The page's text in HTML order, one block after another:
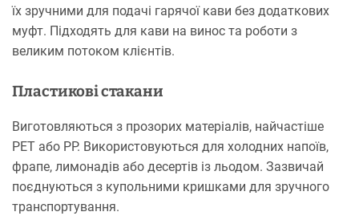
їх зручними для подачі гарячої кави без додаткових
муфт. Підходять для кави на винос та роботи з
великим потоком клієнтів.
Пластикові стакани
Виготовляються з прозорих матеріалів, найчастіше
PET або PP. Використовуються для холодних напоїв,
фрапе, лимонадів або десертів із льодом. Зазвичай
поєднуються з купольними кришками для зручного
транспортування.